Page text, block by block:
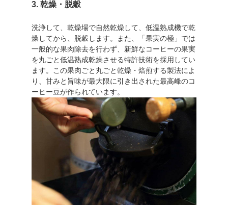
3. 乾燥・脱穀
洗浄して、乾燥場で自然乾燥して、低温熟成機で乾
燥してから、脱穀します。また、「果実の極」では
一般的な果肉除去を行わず、新鮮なコーヒーの果実
を丸ごと低温熟成乾燥させる特許技術を採用してい
ます。この果肉ごと丸ごと乾燥・焙煎する製法によ
り、甘みと旨味が最大限に引き出された最高峰のコ
ーヒー豆が作られています。